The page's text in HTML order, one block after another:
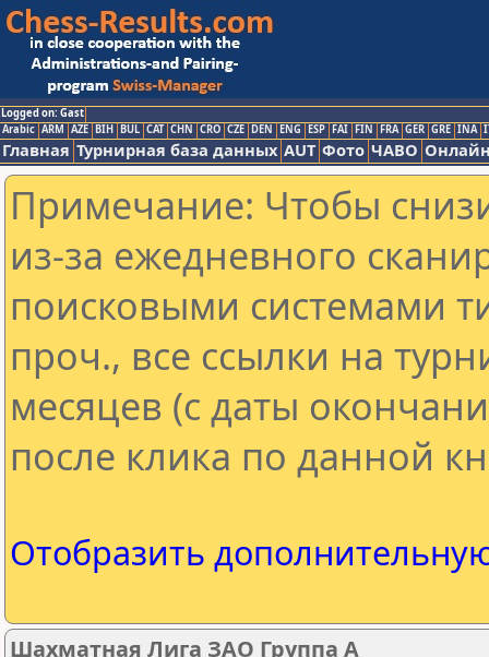
Logged on: Gast
Arabic ARM AZE BIH BUL CAT CHN CRO CZE DEN ENG ESP FAI FIN FRA GER GRE INA
Главная Турнирная база данных AUT Фото ЧАВО
Примечание: Чтобы
из-за ежедневного
поисковыми системами
проч., все ссылки на
месяцев (с даты
после клика по данной
Отобразить
Шахматная Лига ЗАО Группа А